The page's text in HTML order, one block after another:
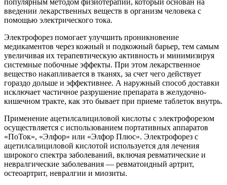
введении лекарственных веществ в организм человека с
помощью электрического тока.
Электрофорез помогает улучшить проникновение
медикаментов через кожный и подкожный барьер, тем самым
увеличивая их терапевтическую активность и минимизируя
системные побочные эффекты. При этом лекарственное
вещество накапливается в тканях, за счет чего действует
гораздо дольше и эффективнее. А наружный способ доставки
исключает частичное разрушение препарата в желудочно-
кишечном тракте, как это бывает при приеме таблеток внутрь.
Применение ацетилсалициловой кислоты с электрофорезом
осуществляется с использованием портативных аппаратов
«ПоТок», «Элфор» или «Элфор Плюс». Электрофорез с
ацетилсалициловой кислотой используется для лечения
широкого спектра заболеваний, включая ревматические и
невралгические заболевания — ревматоидный артрит,
остеоартрит, невралгии и миозиты.